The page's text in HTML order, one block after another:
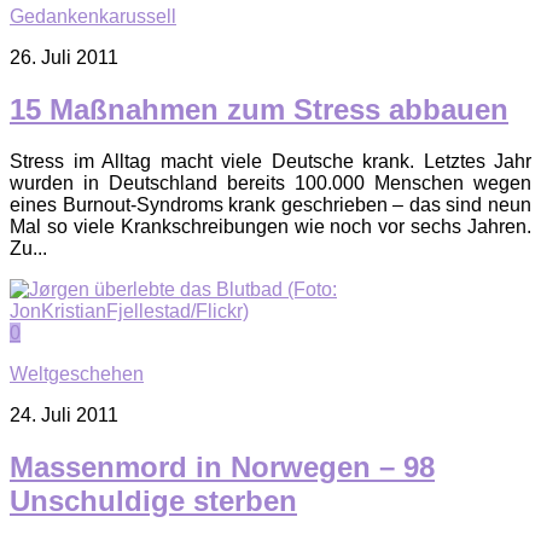
Gedankenkarussell
26. Juli 2011
15 Maßnahmen zum Stress abbauen
Stress im Alltag macht viele Deutsche krank. Letztes Jahr
wurden in Deutschland bereits 100.000 Menschen wegen
eines Burnout-Syndroms krank geschrieben – das sind neun
Mal so viele Krankschreibungen wie noch vor sechs Jahren.
Zu...
0
Weltgeschehen
24. Juli 2011
Massenmord in Norwegen – 98
Unschuldige sterben